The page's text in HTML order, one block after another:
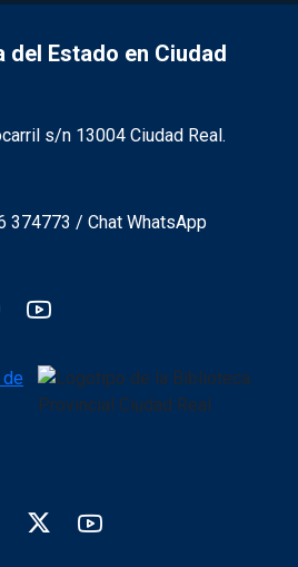
del Estado en Ciudad
institución
s/n 13004 Ciudad Real.
374773 / Chat WhatsApp